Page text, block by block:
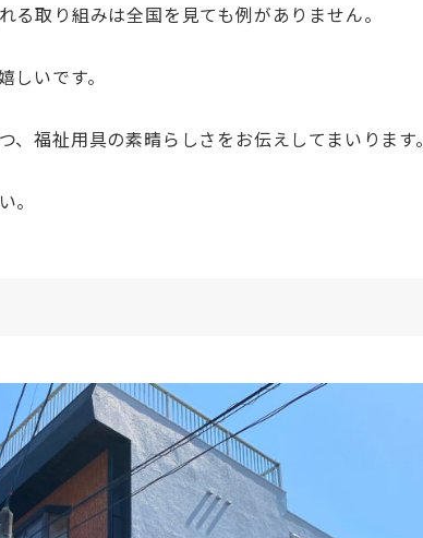
取り組みは全国を見ても例がありません。
いです。
福祉用具の素晴らしさをお伝えしてまいります。
。